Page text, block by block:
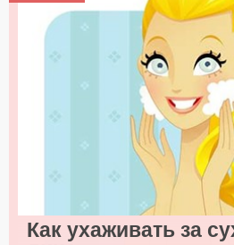
Как ухаживать за